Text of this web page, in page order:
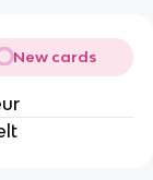
New cards